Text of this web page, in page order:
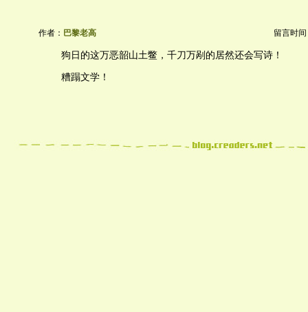
作者： 巴黎老高 留言时间
狗日的这万恶韶山土鳖，千刀万剐的居然还会写诗！
糟蹋文学！